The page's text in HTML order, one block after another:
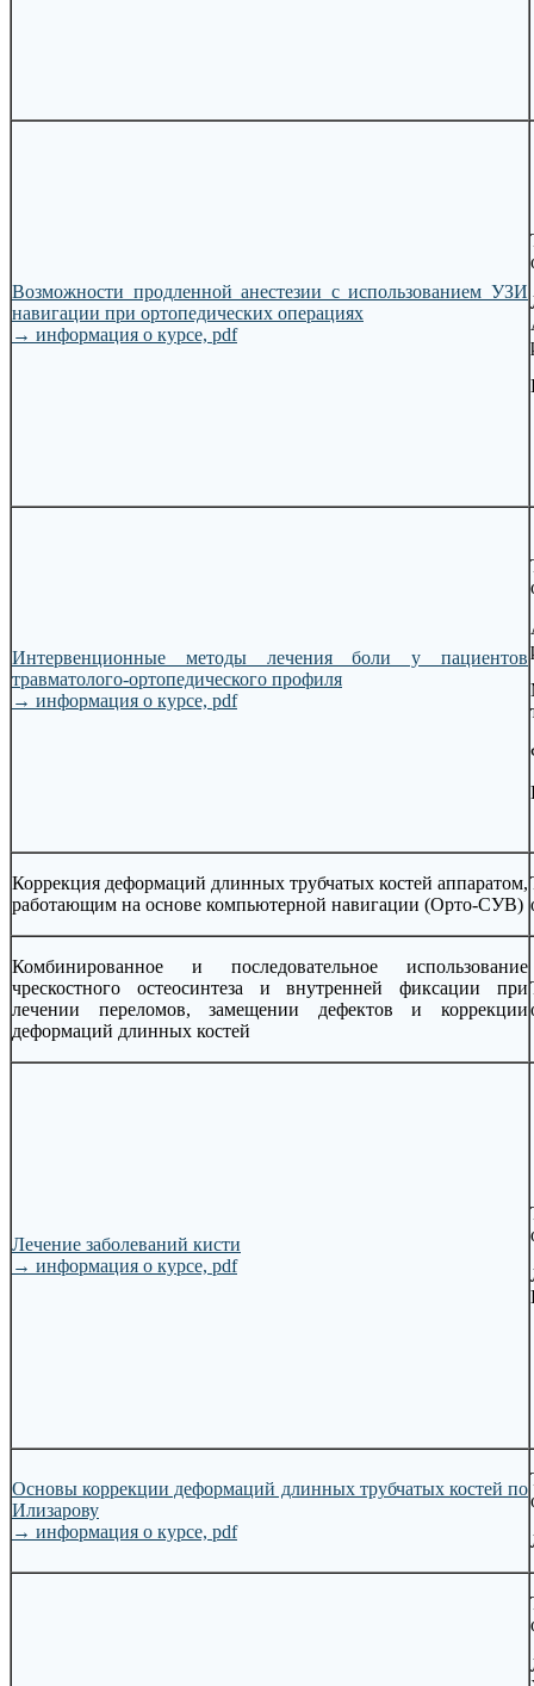
Возможности продленной анестезии с использованием УЗИ
навигации при ортопедических операциях
→ информация о курсе, pdf
Интервенционные методы лечения боли у пациентов
травматолого-ортопедического профиля
→ информация о курсе, pdf
Коррекция деформаций длинных трубчатых костей аппаратом,
работающим на основе компьютерной навигации (Орто-СУВ)
Комбинированное и последовательное использование
чрескостного остеосинтеза и внутренней фиксации при
лечении переломов, замещении дефектов и коррекции
деформаций длинных костей
Лечение заболеваний кисти
→ информация о курсе, pdf
Основы коррекции деформаций длинных трубчатых костей по
Илизарову
→ информация о курсе, pdf